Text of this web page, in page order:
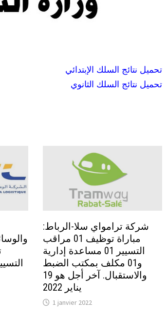
تحميل نتائج السلك الإبتدائي
تحميل نتائج السلك الثانوي
شركة ترامواي سلا-الرباط:
مباراة توظيف 01 مراقب
التسيير 01 مساعدة إدارية
و01 مكلف بمكتب الضبط
والاستقبال. آخر أجل هو 19
يناير 2022
1 janvier 2022